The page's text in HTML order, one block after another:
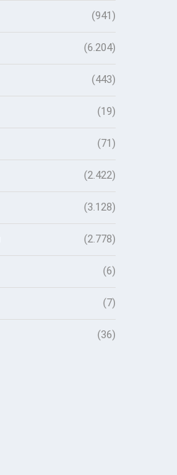
(941)
(6.204)
(443)
(19)
(71)
(2.422)
(3.128)
(2.778)
(6)
(7)
(36)